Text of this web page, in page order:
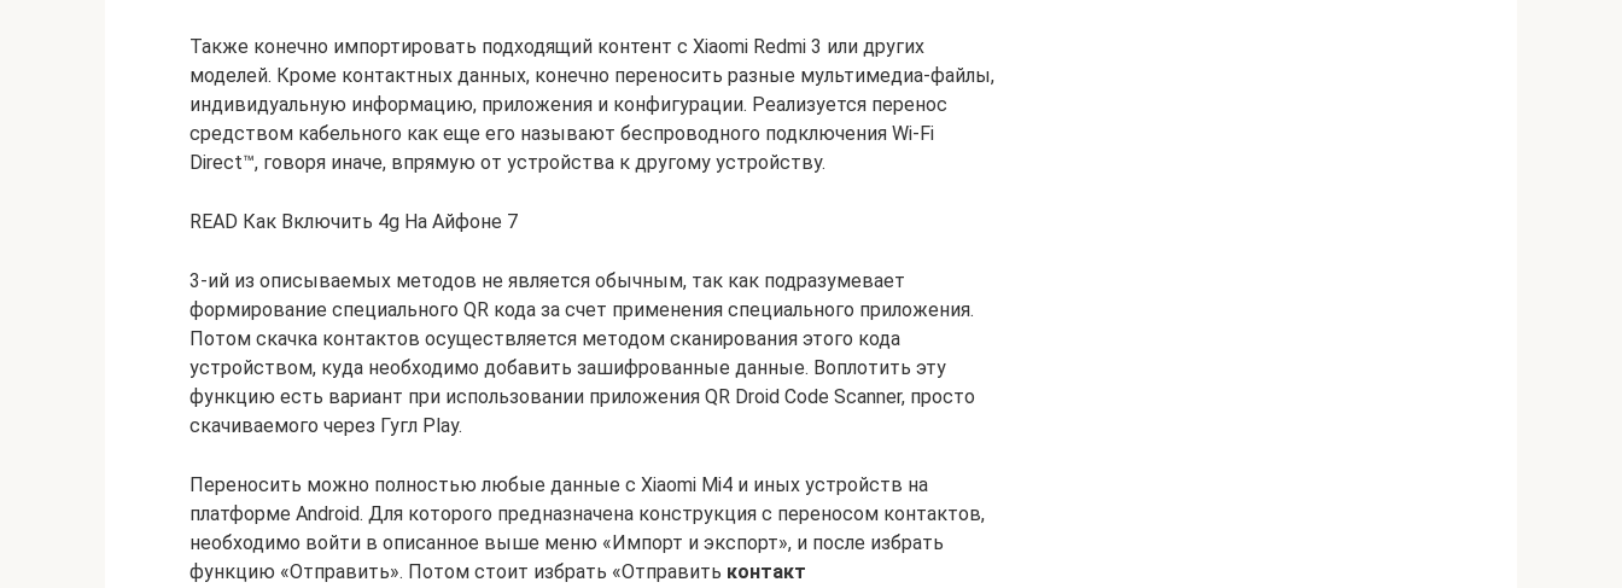
Также конечно импортировать подходящий контент с Xiaomi Redmi 3 или других
моделей. Кроме контактных данных, конечно переносить разные мультимедиа-файлы,
индивидуальную информацию, приложения и конфигурации. Реализуется перенос
средством кабельного как еще его называют беспроводного подключения Wi-Fi
Direct™, говоря иначе, впрямую от устройства к другому устройству.
READ Как Включить 4g На Айфоне 7
3-ий из описываемых методов не является обычным, так как подразумевает
формирование специального QR кода за счет применения специального приложения.
Потом скачка контактов осуществляется методом сканирования этого кода
устройством, куда необходимо добавить зашифрованные данные. Воплотить эту
функцию есть вариант при использовании приложения QR Droid Code Scanner, просто
скачиваемого через Гугл Play.
Переносить можно полностью любые данные с Xiaomi Mi4 и иных устройств на
платформе Android. Для которого предназначена конструкция с переносом контактов,
необходимо войти в описанное выше меню «Импорт и экспорт», и после избрать
функцию «Отправить». Потом стоит избрать «Отправить контакт